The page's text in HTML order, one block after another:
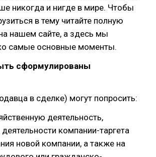
никогда и нигде в мире. Чтобы
в тему читайте полную
нашем сайте, а здесь мы
самые основные моменты.
сформулированы
в сделке) могут попросить:
деятельность,
компании-таргета
новой компании, а также на